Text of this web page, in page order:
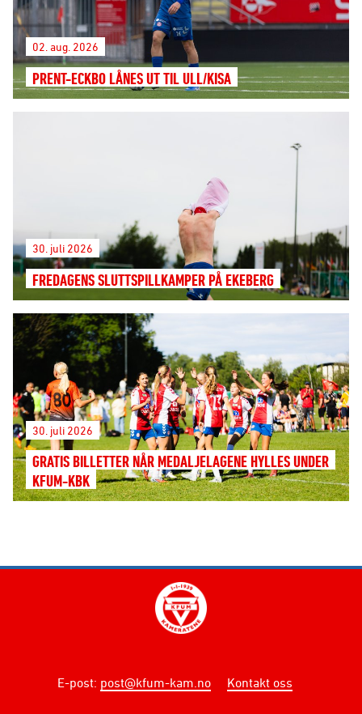
02. aug. 2026
PRENT-ECKBO LÅNES UT TIL ULL/KISA
30. juli 2026
FREDAGENS SLUTTSPILLKAMPER PÅ EKEBERG
30. juli 2026
GRATIS BILLETTER NÅR MEDALJELAGENE HYLLES UNDER
KFUM-KBK
E-post: post@kfum-kam.no Kontakt oss